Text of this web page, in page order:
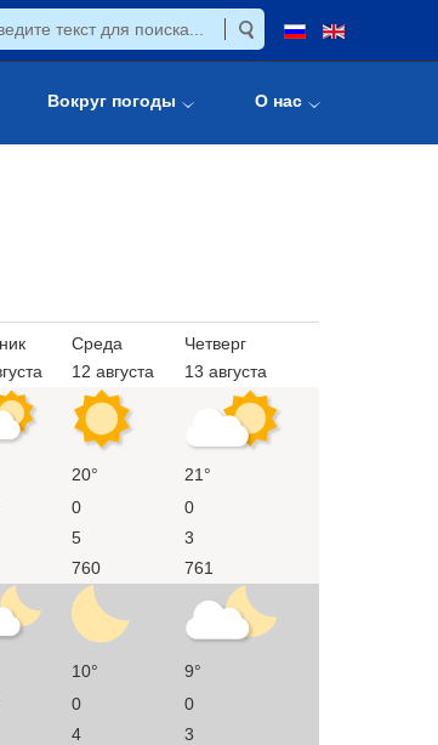
Вокруг погоды О нас
Среда
12 августа
Четверг
13 августа
20°
21°
0
0
5
3
760 761
10°
9°
0
0
4
3